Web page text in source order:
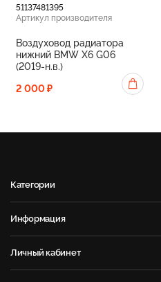
51137481395
Артикул производителя
Воздуховод радиатора
нижний BMW X6 G06
(2019-н.в.)
2 000 ₽
Категории
Информация
Личный кабинет